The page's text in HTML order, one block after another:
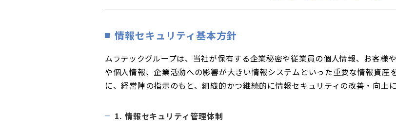
情報セキュリティ基本方針
ムラテックグループは、当社が保有する企業秘密や従業員の個人情報、お客様
や個人情報、企業活動への影響が大きい情報システムといった重要な情報資産
に、経営陣の指示のもと、組織的かつ継続的に情報セキュリティの改善・向上に
1. 情報セキュリティ管理体制